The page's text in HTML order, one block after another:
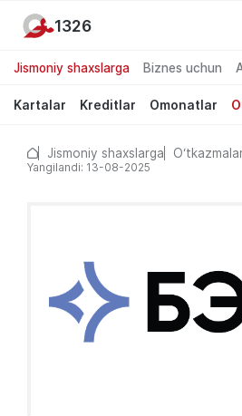
Jismoniy shaxslarga Biznes uchun
Kartalar Kreditlar Omonatlar
1326
Jismoniy shaxslarga
Yangilandi: 13-08-2025